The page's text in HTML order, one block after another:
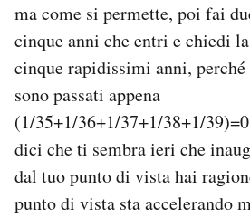
ma come si permette, poi fai
cinque anni che entri e chiedi la
cinque rapidissimi anni,
sono passati appena
(1/35+1/36+1/37+1/38+1/
dici che ti sembra ieri che
dal tuo punto di vista hai
punto di vista sta accelerando